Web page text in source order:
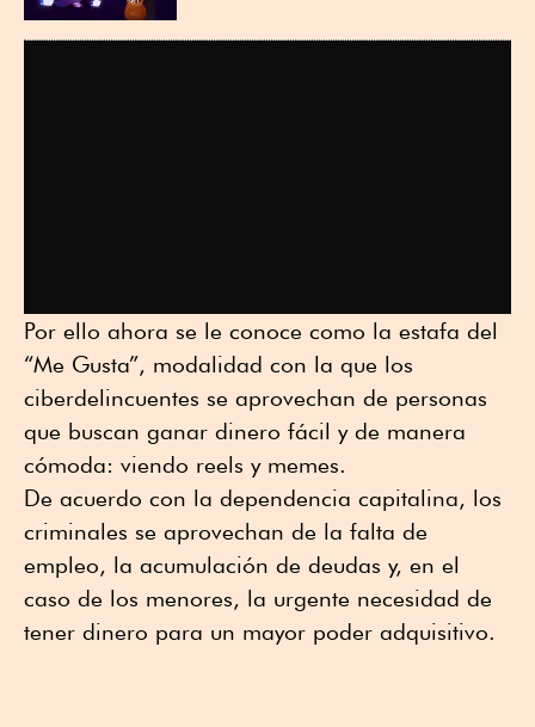
Por ello ahora se le conoce como la estafa del
“Me Gusta”, modalidad con la que los
ciberdelincuentes se aprovechan de personas
que buscan ganar dinero fácil y de manera
cómoda: viendo reels y memes.
De acuerdo con la dependencia capitalina, los
criminales se aprovechan de la falta de
empleo, la acumulación de deudas y, en el
caso de los menores, la urgente necesidad de
tener dinero para un mayor poder adquisitivo.